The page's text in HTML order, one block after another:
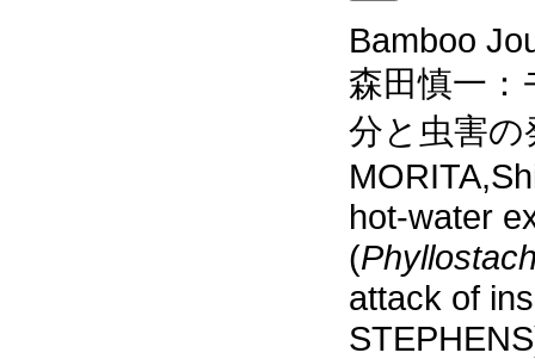
Bamboo
森田慎一
分と虫害
hot-water
(
attack of